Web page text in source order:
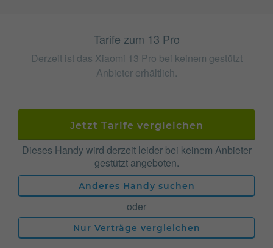
Tarife zum 13 Pro
Derzeit ist das Xiaomi 13 Pro bei keinem gestützt
Anbieter erhältlich.
Jetzt Tarife vergleichen
Dieses Handy wird derzeit leider bei keinem Anbieter
gestützt angeboten.
Anderes Handy suchen
oder
Nur Verträge vergleichen